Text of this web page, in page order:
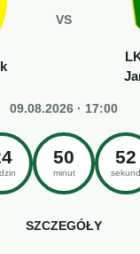
VS
09.08.2026 · 17:00
50
minut
52
sekund
SZCZEGÓŁY